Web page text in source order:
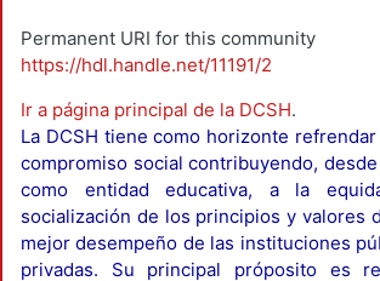
Permanent URI for this community
https://hdl.handle.net/11191/2
Ir a página principal de la DCSH.
La DCSH tiene como horizonte
compromiso social contribuyendo,
como entidad educativa, a la
socialización de los principios y valores
mejor desempeño de las instituciones
privadas. Su principal próposito es